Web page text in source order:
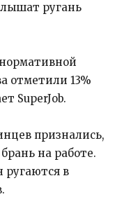
ругань
отметили 13%
SuperJob.
признались,
на работе.
в